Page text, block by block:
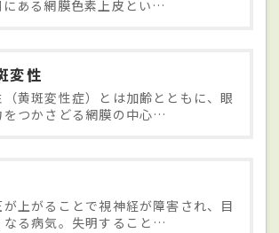
にある網膜色素上皮とい…
変性
黄斑変性症）とは加齢とともに、眼
をつかさどる網膜の中心…
上がることで視神経が障害され、目
なる病気。失明すること…